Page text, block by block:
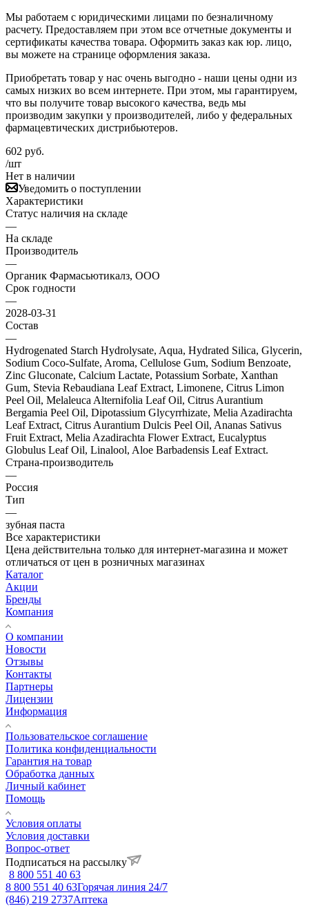
Мы работаем с юридическими лицами по безналичному
расчету. Предоставляем при этом все отчетные документы и
сертификаты качества товара. Оформить заказ как юр. лицо,
вы можете на странице оформления заказа.
Приобретать товар у нас очень выгодно - наши цены одни из
самых низких во всем интернете. При этом, мы гарантируем,
что вы получите товар высокого качества, ведь мы
производим закупки у производителей, либо у федеральных
фармацевтических дистрибьютеров.
602 руб.
/шт
Нет в наличии
Уведомить о поступлении
Характеристики
Статус наличия на складе
—
На складе
Производитель
—
Органик Фармасьютикалз, ООО
Срок годности
—
2028-03-31
Состав
—
Hydrogenated Starch Hydrolysate, Aqua, Hydrated Silica, Glycerin,
Sodium Coco-Sulfate, Aroma, Cellulose Gum, Sodium Benzoate,
Zinc Gluconate, Calcium Lactate, Potassium Sorbate, Xanthan
Gum, Stevia Rebaudiana Leaf Extract, Limonene, Citrus Limon
Peel Oil, Melaleuca Alternifolia Leaf Oil, Citrus Aurantium
Bergamia Peel Oil, Dipotassium Glycyrrhizate, Melia Azadirachta
Leaf Extract, Citrus Aurantium Dulcis Peel Oil, Ananas Sativus
Fruit Extract, Melia Azadirachta Flower Extract, Eucalyptus
Globulus Leaf Oil, Linalool, Aloe Barbadensis Leaf Extract.
Страна-производитель
—
Россия
Тип
—
зубная паста
Все характеристики
Цена действительна только для интернет-магазина и может
отличаться от цен в розничных магазинах
Каталог
Акции
Бренды
Компания
О компании
Новости
Отзывы
Контакты
Партнеры
Лицензии
Информация
Пользовательское соглашение
Политика конфиденциальности
Гарантия на товар
Обработка данных
Личный кабинет
Помощь
Условия оплаты
Условия доставки
Вопрос-ответ
Подписаться на рассылку
8 800 551 40 63
8 800 551 40 63Горячая линия 24/7
(846) 219 2737Аптека